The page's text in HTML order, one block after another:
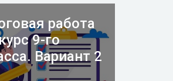
работа
9-го
Вариант 2